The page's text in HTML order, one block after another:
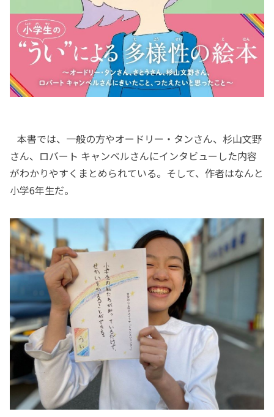
本書では、一般の方やオードリー・タンさん、杉山文野
さん、ロバート キャンベルさんにインタビューした内容
がわかりやすくまとめられている。そして、作者はなんと
小学6年生だ。